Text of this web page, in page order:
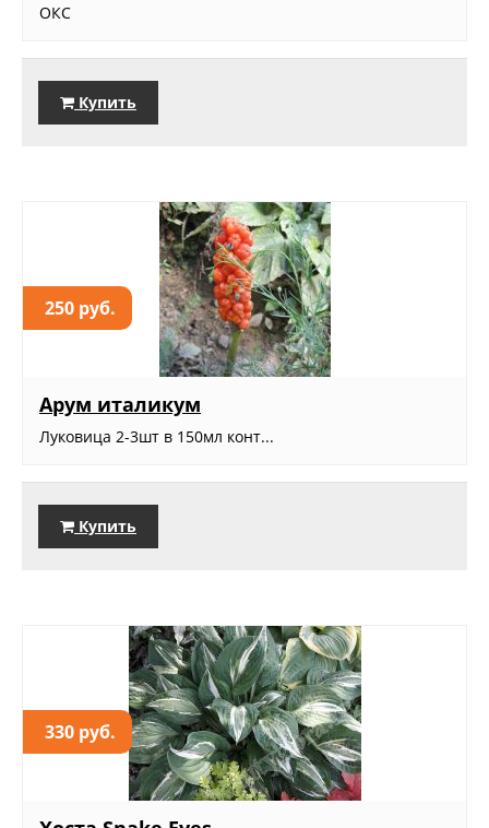
ОКС
Купить
250 руб.
Арум италикум
Луковица 2-3шт в 150мл конт...
Купить
330 руб.